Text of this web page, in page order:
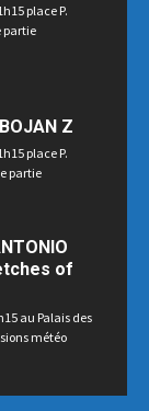
place P.
partie
Z
place P.
partie
of
au Palais des
météo